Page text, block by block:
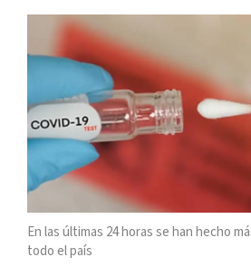
En las últimas 24 horas se han hecho
todo el país